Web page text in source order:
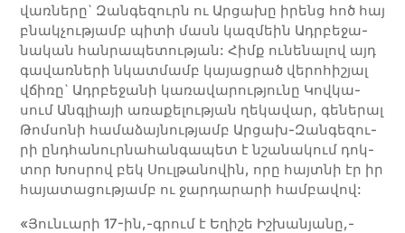
վառ­ները` Զան­գե­զու­րն ու Ար­ցա­խը ի­րենց հոծ հայ
բնակ­չու­թյամբ պի­տի մասն կազ­­մեին Ադրբե­­ջա­­
նա­­կան հան­­րա­­պե­­տու­­թյան: Հիմք ու­­նե­­նա­­լով այդ
գա­­վառ­­նե­­րի նկատ­­մամբ կա­­յաց­­րած վե­­րո­­հի­­շյալ
վճի­­ռը` Ադր­բե­­ջա­­նի կա­­ռա­­վա­­րու­­թյու­­նը Կով­­կա­­
սում Անգ­լիա­­յի ա­­ռա­­քե­­լու­­թյան ղե­­կա­­վար, գե­­նե­­րալ
Թոմ­­սո­­նի հա­­մա­­ձայ­­նու­­թյամբ Ար­­ցախ-Զան­­գե­­զու­­
րի ընդ­հա­­նուրնա­­հան­­գա­­պետ է նշա­­նա­­կում դոկ­­
տոր Խոս­­րով բեկ Սուլ­­թա­­նո­­վին, ո­­րը հայտ­նի էր իր
հա­­յա­­տա­­ցու­­թյամբ ու ջար­­դա­­րա­­րի համ­­բա­­վով:
«Յու­նւա­րի 17-ին,-գրում է Եղիշե Իշ­խա­նյա­նը,-